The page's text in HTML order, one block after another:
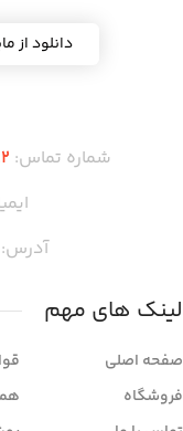
دانلود از
شماره تماس:
آدرس:
لینک های مهم
صفحه اصلی
فروشگاه